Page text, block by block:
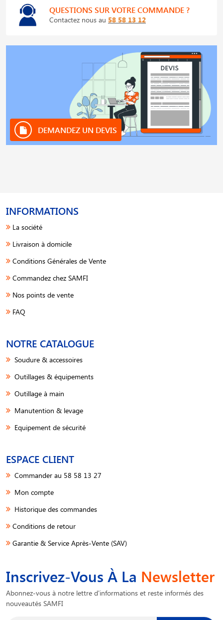
QUESTIONS SUR VOTRE COMMANDE ?
Contactez nous au 58 58 13 12
DEMANDEZ UN DEVIS
INFORMATIONS
La société
Livraison à domicile
Conditions Générales de Vente
Commandez chez SAMFI
Nos points de vente
FAQ
NOTRE CATALOGUE
Soudure & accessoires
Outillages & équipements
Outillage à main
Manutention & levage
Equipement de sécurité
ESPACE CLIENT
Commander au 58 58 13 27
Mon compte
Historique des commandes
Conditions de retour
Garantie & Service Après-Vente (SAV)
Inscrivez-Vous À La Newsletter
Abonnez-vous à notre lettre d'informations et reste informés des
nouveautés SAMFI